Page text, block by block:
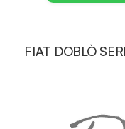
FIAT DOBLÒ